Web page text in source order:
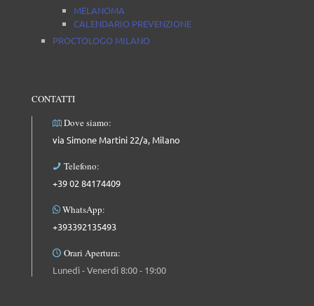
MELANOMA
CALENDARIO PREVENZIONE
PROCTOLOGO MILANO
CONTATTI
Dove siamo:
via Simone Martini 22/a, Milano
Telefono:
+39 02 84174409
WhatsApp:
+393392135493
Orari Apertura:
Lunedì - Venerdì 8:00 - 19:00